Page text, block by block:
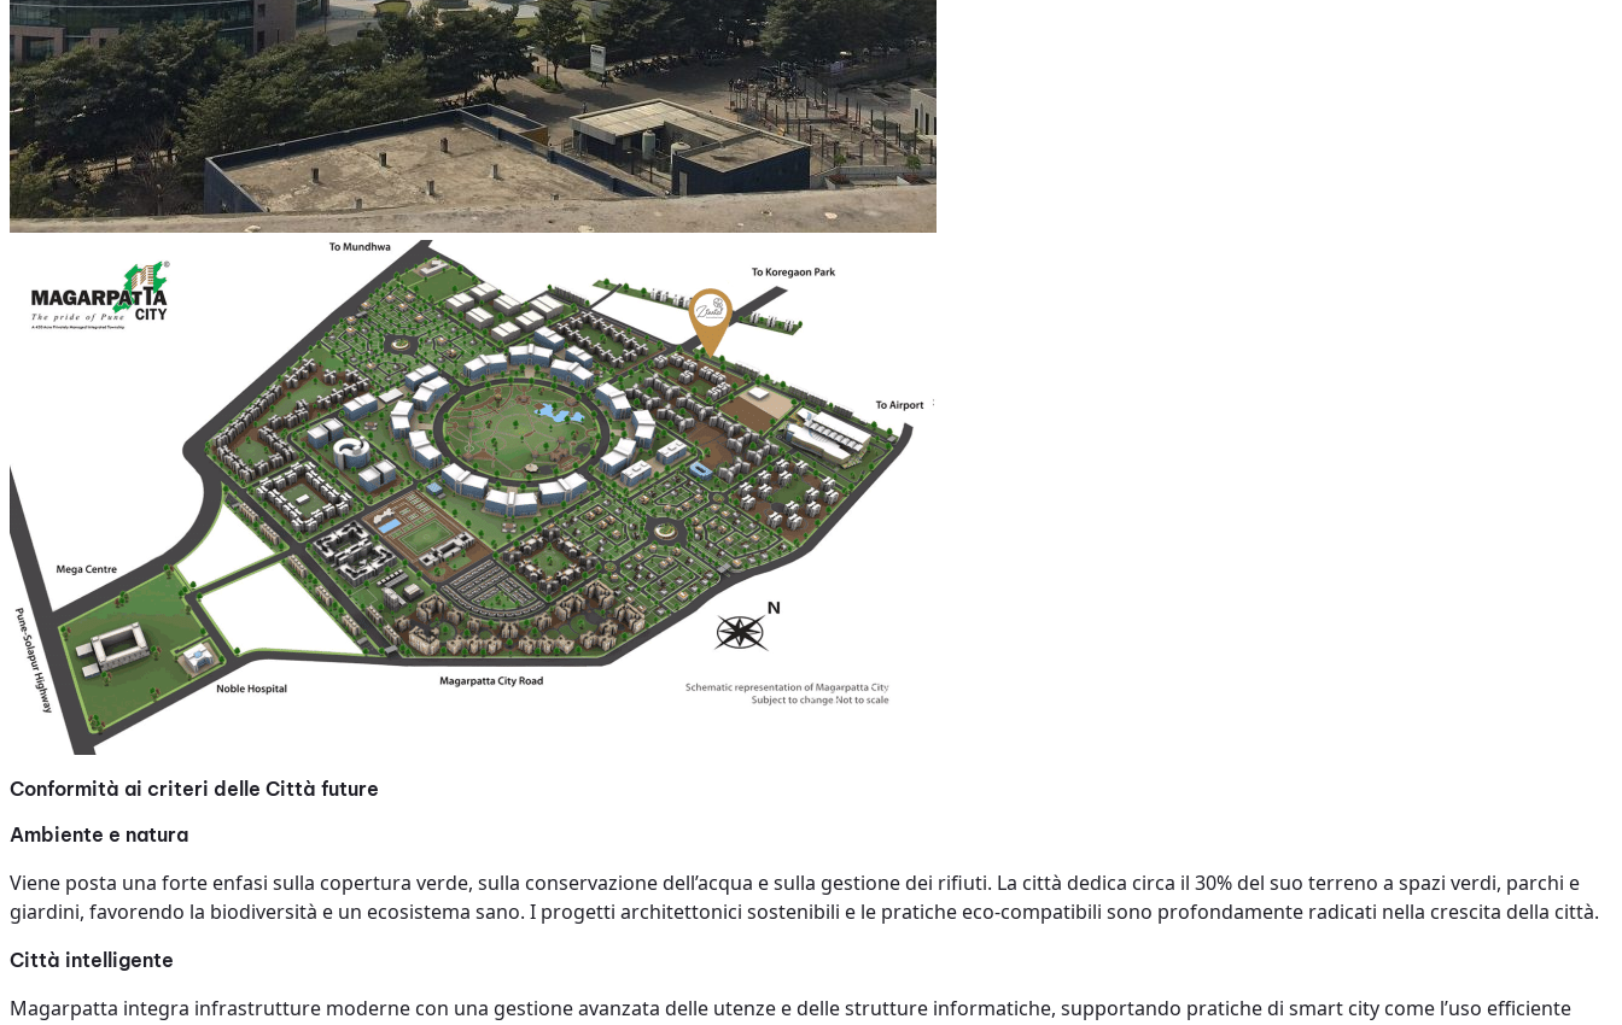
Conformità ai criteri delle Città future
Ambiente e natura
Viene posta una forte enfasi sulla copertura verde, sulla conservazione dell’acqua e sulla gestione dei rifiuti. La città dedica circa il 30% del suo terreno a spazi verdi, parchi e
giardini, favorendo la biodiversità e un ecosistema sano. I progetti architettonici sostenibili e le pratiche eco-compatibili sono profondamente radicati nella crescita della città.
Città intelligente
Magarpatta integra infrastrutture moderne con una gestione avanzata delle utenze e delle strutture informatiche, supportando pratiche di smart city come l’uso efficiente